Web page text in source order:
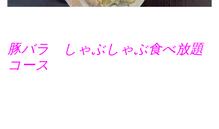
豚バラ しゃぶしゃぶ食べ放題
コース